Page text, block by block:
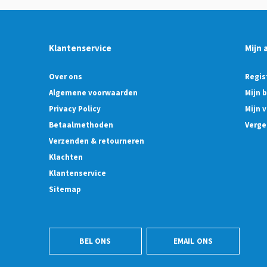
Klantenservice
Over ons
Algemene voorwaarden
Privacy Policy
Betaalmethoden
Verzenden & retourneren
Klachten
Klantenservice
Sitemap
Mijn
Mijn
Mijn
BEL ONS EMAIL ONS